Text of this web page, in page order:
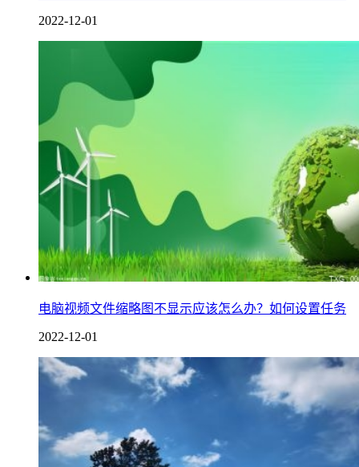
2022-12-01
电脑视频文件缩略图不显示应该怎么办？如何设置任务
2022-12-01